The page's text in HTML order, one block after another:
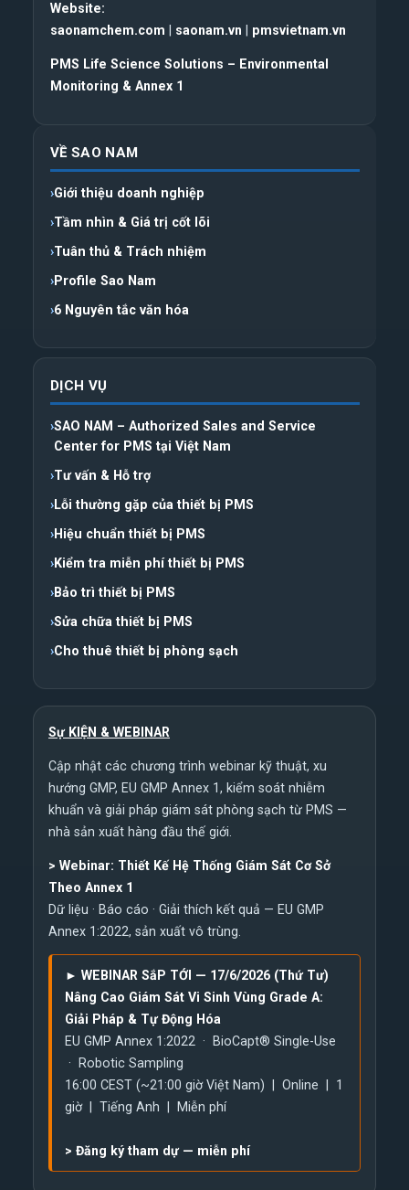
Website:
saonamchem.com
saonam.vn pmsvietnam.vn
PMS Life Science Solutions – Environmental
Monitoring & Annex 1
VỀ SAO NAM
Giới thiệu doanh nghiệp
Tầm nhìn & Giá trị cốt lõi
Tuân thủ & Trách nhiệm
Profile Sao Nam
6 Nguyên tắc văn hóa
DỊCH VỤ
SAO NAM – Authorized Sales and Service
Center for PMS tại Việt Nam
Tư vấn & Hỗ trợ
Lỗi thường gặp của thiết bị PMS
Hiệu chuẩn thiết bị PMS
Kiểm tra miễn phí thiết bị PMS
Bảo trì thiết bị PMS
Sửa chữa thiết bị PMS
Cho thuê thiết bị phòng sạch
Sự KIỆN & WEBINAR
Cập nhật các chương trình webinar kỹ thuật, xu
hướng GMP, EU GMP Annex 1, kiểm soát nhiễm
khuẩn và giải pháp giám sát phòng sạch từ PMS —
nhà sản xuất hàng đầu thế giới.
> Webinar: Thiết Kế Hệ Thống Giám Sát Cơ Sở
Theo Annex 1
Dữ liệu · Báo cáo · Giải thích kết quả — EU GMP
Annex 1:2022, sản xuất vô trùng.
► WEBINAR SắP TỚI — 17/6/2026 (Thứ Tư)
Nâng Cao Giám Sát Vi Sinh Vùng Grade A:
Giải Pháp & Tự Động Hóa
EU GMP Annex 1:2022 · BioCapt® Single-Use
· Robotic Sampling
16:00 CEST (~21:00 giờ Việt Nam) | Online | 1
giờ | Tiếng Anh | Miễn phí
> Đăng ký tham dự — miễn phí